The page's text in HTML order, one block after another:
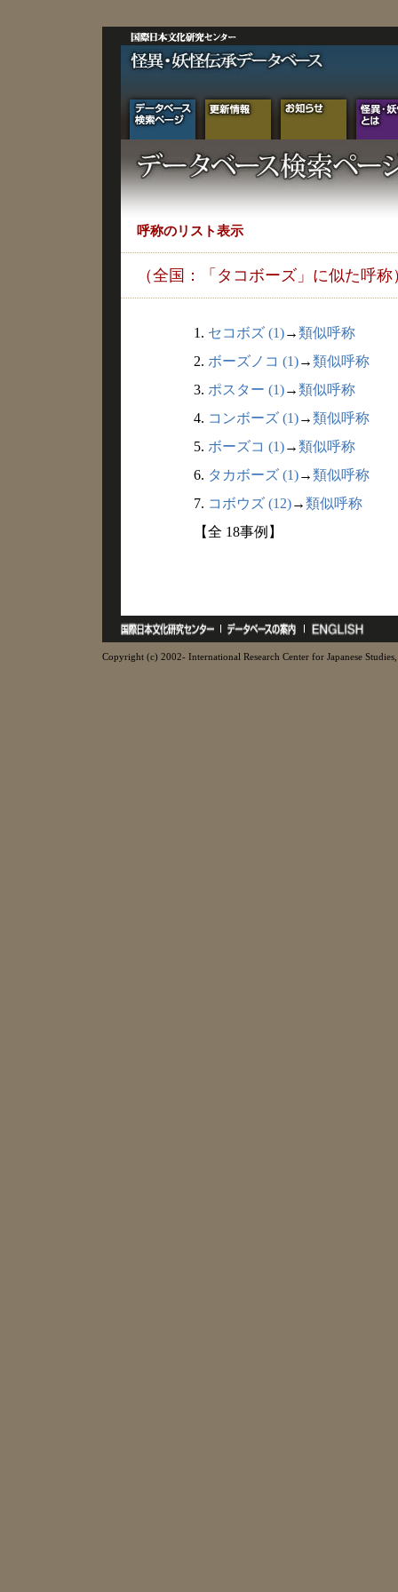
呼称のリスト表示
（全国：「タコボーズ」に似た呼称
1. セコボズ (1)→類似呼称
2. ボーズノコ (1)→類似呼称
3. ポスター (1)→類似呼称
4. コンボーズ (1)→類似呼称
5. ボーズコ (1)→類似呼称
6. タカボーズ (1)→類似呼称
7. コボウズ (12)→類似呼称
【全 18事例】
Copyright (c) 2002- International Research Center for Japanese